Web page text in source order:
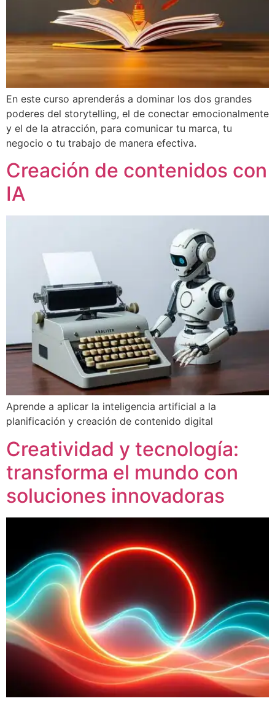
En este curso aprenderás a dominar los dos grandes
poderes del storytelling, el de conectar emocionalmente
y el de la atracción, para comunicar tu marca, tu
negocio o tu trabajo de manera efectiva.
Creación de contenidos con
IA
Aprende a aplicar la inteligencia artificial a la
planificación y creación de contenido digital
Creatividad y tecnología:
transforma el mundo con
soluciones innovadoras